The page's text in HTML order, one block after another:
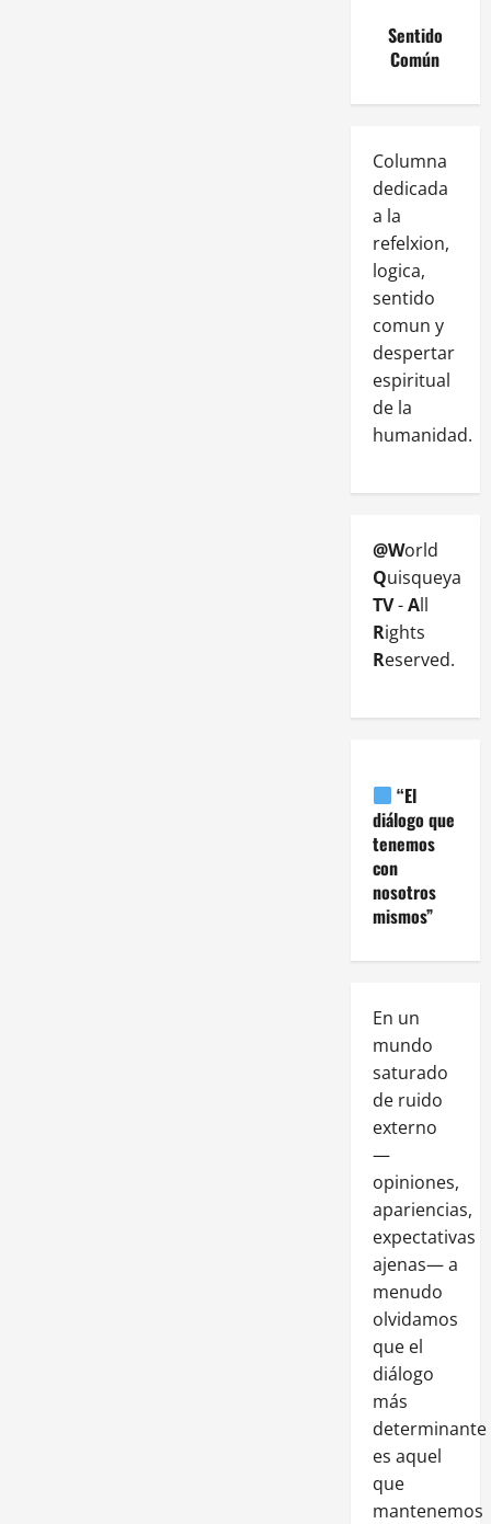
Sentido
Común
Columna
dedicada
a la
refelxion,
logica,
sentido
comun y
despertar
espiritual
de la
humanidad.
@World
Quisqueya
TV-All
Rights
Reserved.
“El
diálogo que
tenemos
con
nosotros
mismos”
En un
mundo
saturado
de ruido
externo
—
opiniones,
apariencias,
expectativas
ajenas— a
menudo
olvidamos
que el
diálogo
más
determinante
es aquel
que
mantenemos